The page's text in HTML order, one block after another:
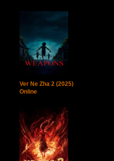
Ver Ne Zha 2 (2025)
Online